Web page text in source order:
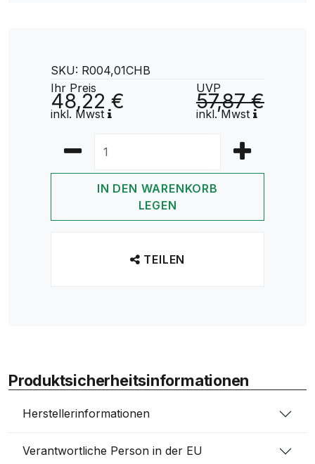
SKU: R004,01CHB
Ihr Preis
48,22 €
inkl. Mwst
UVP
57,87 €
inkl. Mwst
IN DEN WARENKORB
LEGEN
TEILEN
Produktsicherheitsinformationen
Herstellerinformationen
Verantwortliche Person in der EU